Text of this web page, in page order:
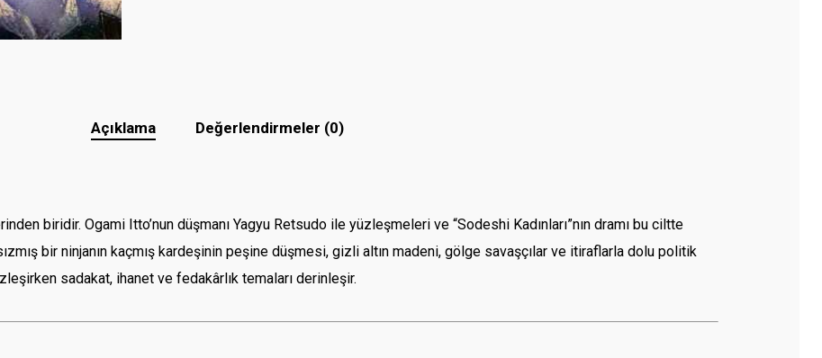
Açıklama Değerlendirmeler (0)
biridir. Ogami Itto’nun düşmanı Yagyu Retsudo ile yüzleşmeleri ve “Sodeshi Kadınları”nın dramı bu ciltte
bir ninjanın kaçmış kardeşinin peşine düşmesi, gizli altın madeni, gölge savaşçılar ve itiraflarla dolu politik
sadakat, ihanet ve fedakârlık temaları derinleşir.